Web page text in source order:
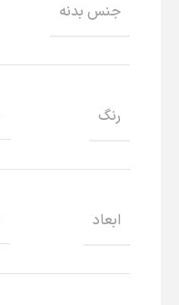
جنس بدنه
رنگ
ابعاد